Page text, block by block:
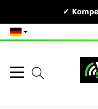
Persönlich &
Kompetenz seit
Deutsch